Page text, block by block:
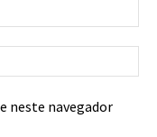
neste navegador